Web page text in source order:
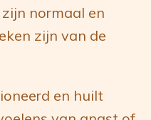
normaal en
zijn van de
en huilt